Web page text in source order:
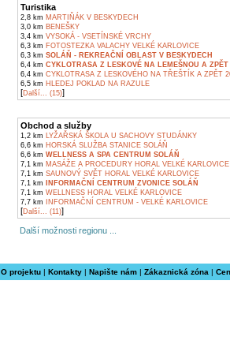
Turistika
2,8 km MARTIŇÁK V BESKYDECH
3,0 km BENEŠKY
3,4 km VYSOKÁ - VSETÍNSKÉ VRCHY
6,3 km FOTOSTEZKA VALACHY VELKÉ KARLOVICE
6,3 km SOLÁŇ - REKREAČNÍ OBLAST V BESKYDECH
6,4 km CYKLOTRASA Z LESKOVÉ NA LEMEŠNOU A ZPĚT
6,4 km CYKLOTRASA Z LESKOVÉHO NA TŘEŠTÍK A ZPĚT
6,5 km HLEDEJ POKLAD NA RAZULE
[Další... (15)]
Obchod a služby
1,2 km LYŽAŘSKÁ ŠKOLA U SACHOVY STUDÁNKY
6,6 km HORSKÁ SLUŽBA STANICE SOLÁŇ
6,6 km WELLNESS A SPA CENTRUM SOLÁŇ
7,1 km MASÁŽE A PROCEDURY HORAL VELKÉ KARLOVICE
7,1 km SAUNOVÝ SVĚT HORAL VELKÉ KARLOVICE
7,1 km
INFORMAČNÍ CENTRUM ZVONICE SOLÁŇ
7,1 km WELLNESS HORAL VELKÉ KARLOVICE
7,7 km INFORMAČNÍ CENTRUM - VELKÉ KARLOVICE
[Další... (11)]
Další možnosti regionu ...
O projektu| Kontakty| Napište nám| Zákaznická zóna |